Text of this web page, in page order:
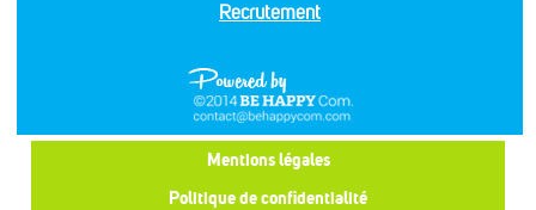
Recrutement
Mentions légales
Politique de confidentialité